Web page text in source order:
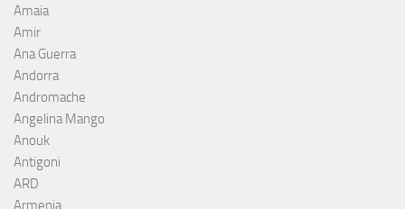
Amaia
Amir
Ana Guerra
Andorra
Andromache
Angelina Mango
Anouk
Antigoni
ARD
Armenia